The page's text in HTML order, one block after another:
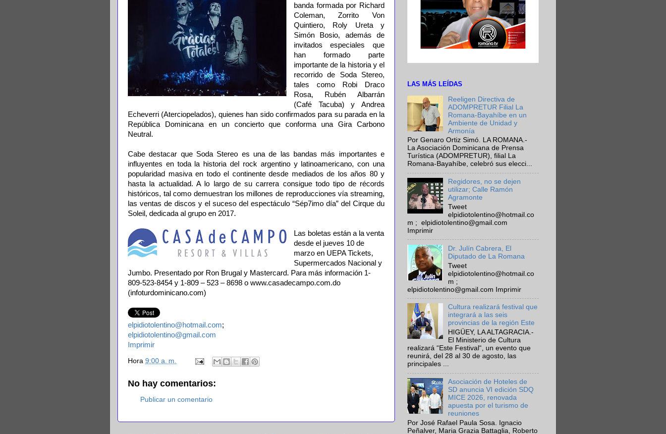
banda formada por Richard
Coleman, Zorrito Von
Quintiero, Roly Ureta y
Simón Bosio, además de
invitados especiales que
han formado parte
importante de la historia y el
recorrido de Soda Stereo,
tales como Robi Draco
Rosa, Rubén Albarrán
(Café Tacuba) y Andrea
Echeverri (Aterciopelados), quienes han sido confirmados para su parada en la
República Dominicana en un concierto que conforma una Gira Carbono
Neutral.
Cabe destacar que Soda Stereo es una de las bandas más importantes e
influyentes en toda la historia del rock argentino y latinoamericano, con una
popularidad masiva en todo el continente desde mediados de los años 80 y
hasta la actualidad. A lo largo de su carrera consigue todo tipo de récords
históricos, tal como demuestran los millones de reproducciones vía streaming,
las ventas de discos y el suceso del espectáculo “Sép7imo día” del Cirque du
Soleil, dedicada al grupo en 2017.
Las boletas están a la venta
desde el jueves 10 de
marzo en UEPA Tickets,
Supermercados Nacional y
Jumbo. Presentado por Ron Brugal y Mastercard. Para más información 1-
809-523-8454 y 1-809 – 523 – 8698 o www.casadecampo.com.do
(infoturdominicano.com)
elpidiotolentino@hotmail.com;
elpidiotolentino@gmail.com
Imprimir
Hora 9:00 a. m.
No hay comentarios:
Publicar un comentario
LAS MÁS LEÍDAS
Reeligen Directiva de
ADOMPRETUR Filial La
Romana-Bayahíbe en un
Ambiente de Unidad y
Armonía
Por Genaro Ortiz Simó. LA ROMANA.-
La Asociación Dominicana de Prensa
Turística (ADOMPRETUR), filial La
Romana-Bayahíbe, celebró sus elecci...
Regidores, no se dejen
utilizar; Calle Ramón
Agramonte
Tweet
elpidiotolentino@hotmail.co
m ; elpidiotolentino@gmail.com
Imprimir
Dr. Julín Cabrera, El
Diputado de La Romana
Tweet
elpidiotolentino@hotmail.co
m ;
elpidiotolentino@gmail.com Imprimir
Cultura realizará festival que
integrará a las seis
provincias de la región Este
HIGÜEY, LA ALTAGRACIA.-
El Ministerio de Cultura
realizará “Este Festival“, un evento que
reunirá, del 28 al 30 de agosto, las
principales ...
Asociación de Hoteles de
SD anuncia VI edición SDQ
MICE 2026, renovada
apuesta por el turismo de
reuniones
Por José Rafael Paula Sosa. Ignacio
Peñalver, Maria Grazia Battaglia, Roberto